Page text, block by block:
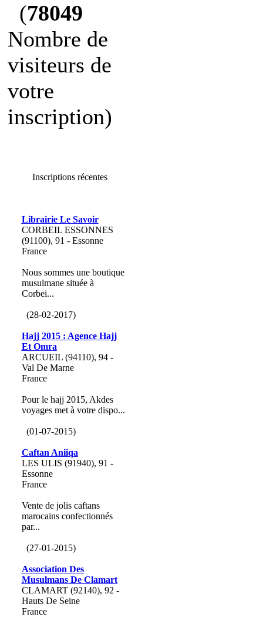
(78049
Nombre de
visiteurs de
votre
inscription)
Inscriptions récentes
Librairie Le Savoir
CORBEIL ESSONNES
(91100), 91 - Essonne
France
Nous sommes une boutique
musulmane située à
Corbei...
(28-02-2017)
Hajj 2015 : Agence Hajj
Et Omra
ARCUEIL (94110), 94 -
Val De Marne
France
Pour le hajj 2015, Akdes
voyages met à votre dispo...
(01-07-2015)
Caftan Aniiqa
LES ULIS (91940), 91 -
Essonne
France
Vente de jolis caftans
marocains confectionnés
par...
(27-01-2015)
Association Des
Musulmans De Clamart
CLAMART (92140), 92 -
Hauts De Seine
France